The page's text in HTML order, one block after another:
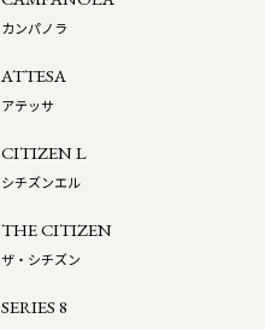
カンパノラ
ATTESA
アテッサ
CITIZEN L
シチズンエル
THE CITIZEN
ザ・シチズン
SERIES 8